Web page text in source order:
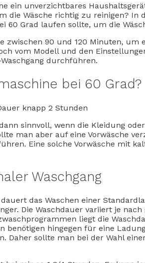
ein unverzichtbares
die Wäsche richtig zu reinigen? In
60 Grad laufen sollte, um die
zwischen 90 und 120 Minuten, um
vom Modell und den
durchführen.
bei 60 Grad?
knapp 2 Stunden
sinnvoll, wenn die Kleidung
man aber auf eine Vorwäsche
Eine solche Vorwäsche mit
Waschgang
das Waschen einer
Die Waschdauer variiert je
liegt die
benötigen hingegen für eine
Daher sollte man bei der Wahl